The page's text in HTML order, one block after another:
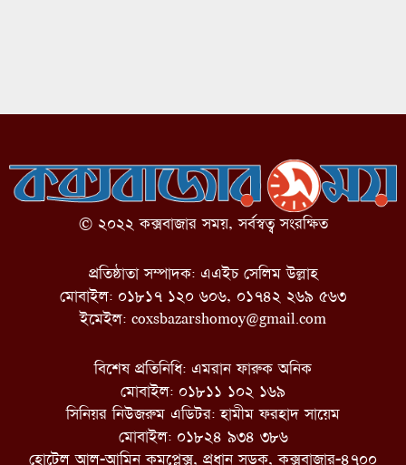
© ২০২২ কক্সবাজার সময়, সর্বস্বত্ব সংরক্ষিত
প্রতিষ্ঠাতা সম্পাদক: এএইচ সেলিম উল্লাহ
মোবাইল: ০১৮১৭ ১২০ ৬০৬, ০১৭৪২ ২৬৯ ৫৬৩
ইমেইল: coxsbazarshomoy@gmail.com
বিশেষ প্রতিনিধি: এমরান ফারুক অনিক
মোবাইল: ০১৮১১ ১০২ ১৬৯
সিনিয়র নিউজরুম এডিটর: হামীম ফরহাদ সায়েম
মোবাইল: ০১৮২৪ ৯৩৪ ৩৮৬
হোটেল আল-আমিন কমপ্লেক্স, প্রধান সড়ক, কক্সবাজার-৪৭০০